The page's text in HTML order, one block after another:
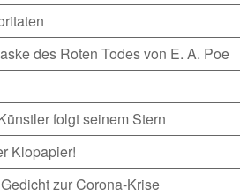
des Roten Todes von E. A. Poe
folgt seinem Stern
Klopapier!
zur Corona-Krise